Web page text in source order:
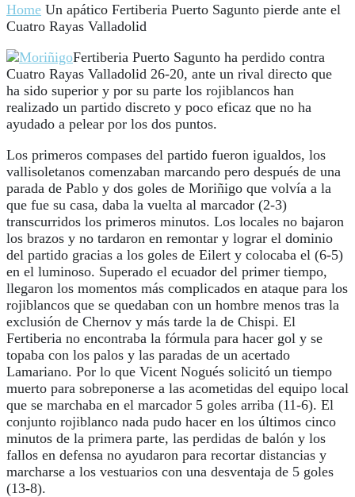
Home Un apático Fertiberia Puerto Sagunto pierde ante el
Cuatro Rayas Valladolid
Fertiberia Puerto Sagunto ha perdido contra
Cuatro Rayas Valladolid 26-20, ante un rival directo que
ha sido superior y por su parte los rojiblancos han
realizado un partido discreto y poco eficaz que no ha
ayudado a pelear por los dos puntos.
Los primeros compases del partido fueron igualdos, los
vallisoletanos comenzaban marcando pero después de una
parada de Pablo y dos goles de Moriñigo que volvía a la
que fue su casa, daba la vuelta al marcador (2-3)
transcurridos los primeros minutos. Los locales no bajaron
los brazos y no tardaron en remontar y lograr el dominio
del partido gracias a los goles de Eilert y colocaba el (6-5)
en el luminoso. Superado el ecuador del primer tiempo,
llegaron los momentos más complicados en ataque para los
rojiblancos que se quedaban con un hombre menos tras la
exclusión de Chernov y más tarde la de Chispi. El
Fertiberia no encontraba la fórmula para hacer gol y se
topaba con los palos y las paradas de un acertado
Lamariano. Por lo que Vicent Nogués solicitó un tiempo
muerto para sobreponerse a las acometidas del equipo local
que se marchaba en el marcador 5 goles arriba (11-6). El
conjunto rojiblanco nada pudo hacer en los últimos cinco
minutos de la primera parte, las perdidas de balón y los
fallos en defensa no ayudaron para recortar distancias y
marcharse a los vestuarios con una desventaja de 5 goles
(13-8).